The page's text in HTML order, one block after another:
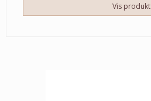
Vis produkt